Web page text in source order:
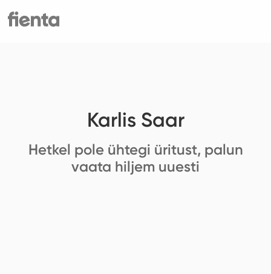
Karlis Saar
Hetkel pole ühtegi üritust, palun
vaata hiljem uuesti